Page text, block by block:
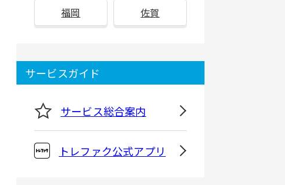
福岡 佐賀
サービスガイド
サービス総合案内
トレファク公式アプリ